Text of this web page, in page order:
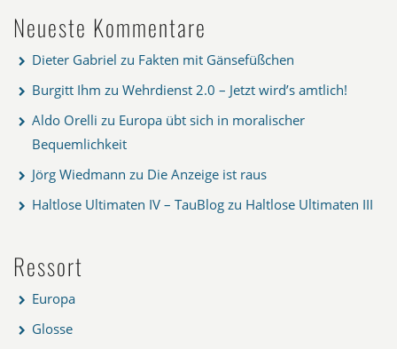
Neueste Kommentare
Dieter Gabriel zu Fakten mit Gänsefüßchen
Burgitt Ihm zu Wehrdienst 2.0 – Jetzt wird’s amtlich!
Aldo Orelli zu Europa übt sich in moralischer
Bequemlichkeit
Jörg Wiedmann zu Die Anzeige ist raus
Haltlose Ultimaten IV – TauBlog zu Haltlose Ultimaten III
Ressort
Europa
Glosse